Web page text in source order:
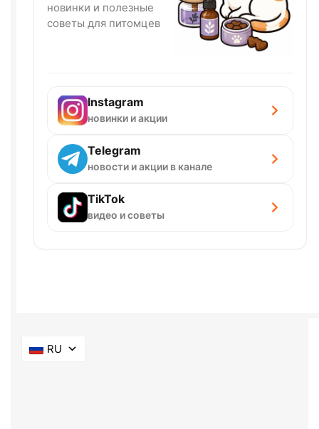
новинки и полезные
советы для питомцев
Instagram
новинки и акции
Telegram
новости и акции в канале
TikTok
видео и советы
RU